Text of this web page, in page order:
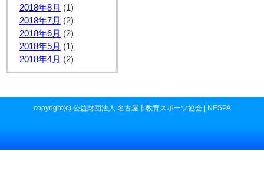
2018年8月 (1)
2018年7月 (2)
2018年6月 (2)
2018年5月 (1)
2018年4月 (2)
copyright(c) 公益財団法人 名古屋市教育スポーツ協会 | NESPA